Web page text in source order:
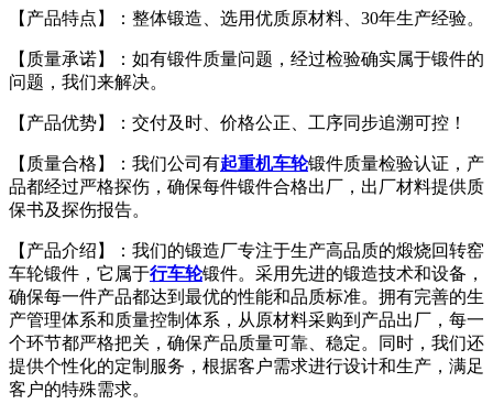
【产品特点】：整体锻造、选用优质原材料、30年生产经验。
【质量承诺】：如有锻件质量问题，经过检验确实属于锻件的
问题，我们来解决。
【产品优势】：交付及时、价格公正、工序同步追溯可控！
【质量合格】：我们公司有起重机车轮锻件质量检验认证，产
品都经过严格探伤，确保每件锻件合格出厂，出厂材料提供质
保书及探伤报告。
【产品介绍】：我们的锻造厂专注于生产高品质的煅烧回转窑
车轮锻件，它属于行车轮锻件。采用先进的锻造技术和设备，
确保每一件产品都达到最优的性能和品质标准。拥有完善的生
产管理体系和质量控制体系，从原材料采购到产品出厂，每一
个环节都严格把关，确保产品质量可靠、稳定。同时，我们还
提供个性化的定制服务，根据客户需求进行设计和生产，满足
客户的特殊需求。